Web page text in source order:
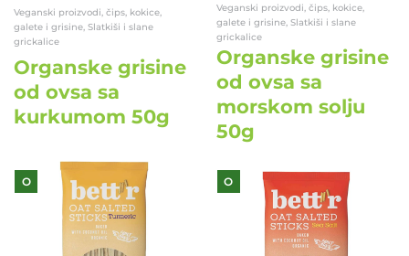
Veganski proizvodi, čips, kokice,
galete i grisine, Slatkiši i slane
grickalice
Organske grisine
od ovsa sa
kurkumom 50g
O
Veganski proizvodi, čips, kokice,
galete i grisine, Slatkiši i slane
grickalice
Organske grisine
od ovsa sa
morskom solju
50g
O